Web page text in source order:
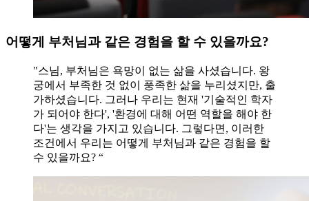
어떻게 부처님과 같은 경험을 할 수 있을까요?
"스님, 부처님은 욕망이 없는 삶을 사셨습니다. 왕
궁에서 부족한 것 없이 풍족한 삶을 누리셨지만, 출
가하셨습니다. 그러나 우리는 현재 '기술적인 학자
가 되어야 한다', '환경에 대해 어떤 역할을 해야 한
다'는 생각을 가지고 있습니다. 그렇다면, 이러한
조건에서 우리는 어떻게 부처님과 같은 경험을 할
수 있을까요? “